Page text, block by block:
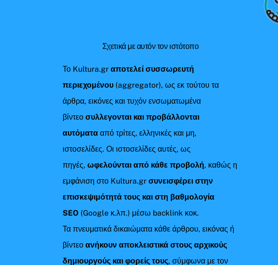
Σχετικά με αυτόν τον ιστότοπο
Το Kultura.grαποτελεί συσσωρευτή
περιεχομένου (aggregator), ως εκ τούτου τα
άρθρα, εικόνες και τυχόν ενσωματωμένα
βίντεοσυλλεγονται και προβάλλονται
αυτόματααπό τρίτες, ελληνικές και μη,
ιστοσελίδες. Οι ιστοσελίδες αυτές, ως
πηγές,ωφελούνται από κάθε προβολή, καθώς η
εμφάνιση στο Kultura.gr συνεισφέρει στην
επισκεψιμότητά τους και στη βαθμολογία
SEO (Google κ.λπ.) μέσω backlink κοκ.
Τα πνευματικά δικαιώματα κάθε άρθρου, εικόνας ή
βίντεοανήκουν αποκλειστικά στους αρχικούς
δημιουργούς και φορείς τους, σύμφωνα με τον